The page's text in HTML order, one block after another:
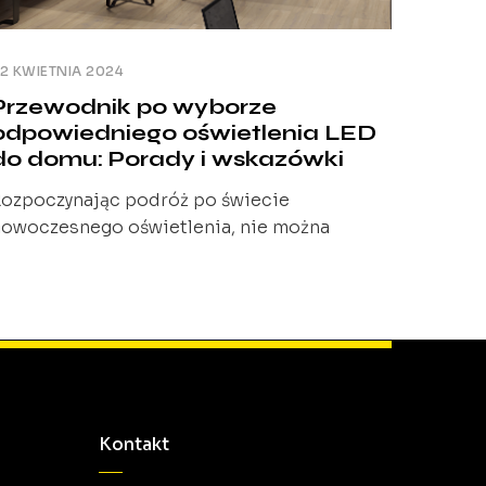
KWIETNIA 2024
po wyborze
oświetlenia LED
domu: Porady i wskazówki
podróż po świecie
oświetlenia, nie można
domów rozwiązania zarówno
podstawowych zasad działania technologii
LED oraz tego, jak światło wpływa na nasze
Kontakt